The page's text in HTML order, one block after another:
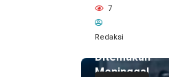
7
Redaksi
Pemilik
Royal
Phone
Ditemukan
Meninggal